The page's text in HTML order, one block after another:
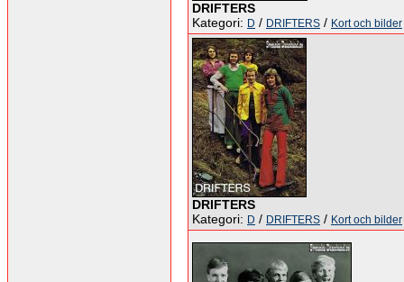
DRIFTERS
Kategori: D / DRIFTERS / Kort och bilder
DRIFTERS
Kategori: D / DRIFTERS / Kort och bilder